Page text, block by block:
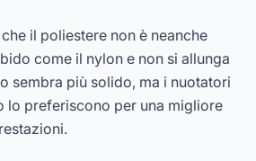
il poliestere non è neanche
come il nylon e non si allunga
sembra più solido, ma i nuotatori
lo preferiscono per una migliore